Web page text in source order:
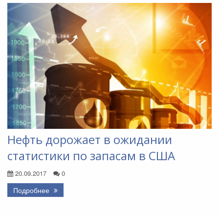
Нефть дорожает в ожидании
статистики по запасам в США
20.09.2017 0
Подробнее